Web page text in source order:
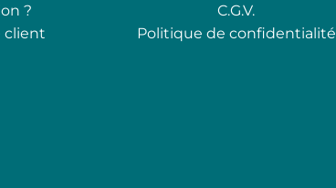
?
client
C.G.V.
Politique de confidentialité